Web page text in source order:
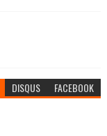
DISQUS FACEBOOK